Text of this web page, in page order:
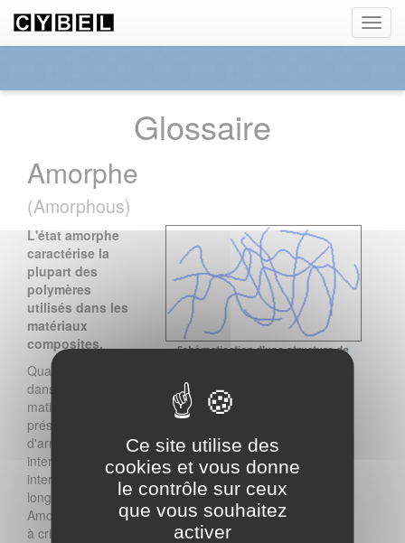
Glossaire
Amorphe
(Amorphous)
L'état amorphe
caractérise la
plupart des
polymères
utilisés dans les
matériaux
composites.
Qualifie un état
dans lequel la
matière ne
présente pas
d'arrangement
intermoléculaire ou
interatomique à
longue distance.
Amorphe s'oppose
à cristallin.
Ce site utilise des
cookies et vous donne
le contrôle sur ceux
que vous souhaitez
activer